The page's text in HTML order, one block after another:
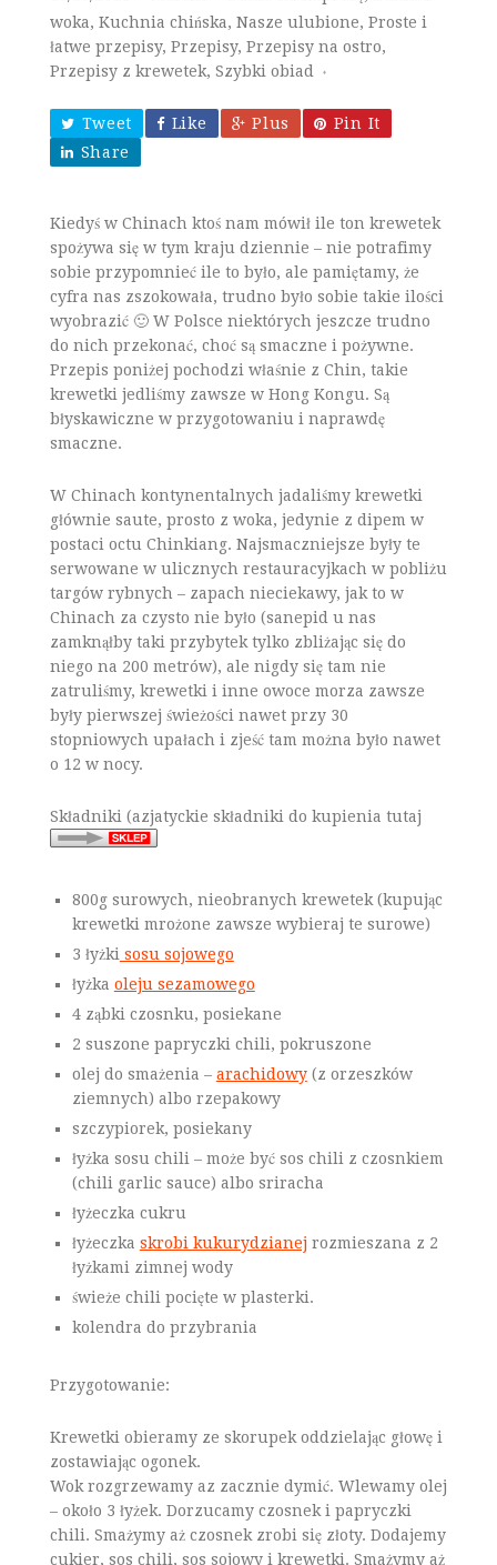
woka, Kuchnia chińska, Nasze ulubione, Proste i
łatwe przepisy, Przepisy, Przepisy na ostro,
Przepisy z krewetek, Szybki obiad ♦
Tweet Like Plus
Pin It
Share
Kiedyś w Chinach ktoś nam mówił ile ton krewetek
spożywa się w tym kraju dziennie – nie potrafimy
sobie przypomnieć ile to było, ale pamiętamy, że
cyfra nas zszokowała, trudno było sobie takie ilości
wyobrazić 🙂 W Polsce niektórych jeszcze trudno
do nich przekonać, choć są smaczne i pożywne.
Przepis poniżej pochodzi właśnie z Chin, takie
krewetki jedliśmy zawsze w Hong Kongu. Są
błyskawiczne w przygotowaniu i naprawdę
smaczne.
W Chinach kontynentalnych jadaliśmy krewetki
głównie saute, prosto z woka, jedynie z dipem w
postaci octu Chinkiang. Najsmaczniejsze były te
serwowane w ulicznych restauracyjkach w pobliżu
targów rybnych – zapach nieciekawy, jak to w
Chinach za czysto nie było (sanepid u nas
zamknąłby taki przybytek tylko zbliżając się do
niego na 200 metrów), ale nigdy się tam nie
zatruliśmy, krewetki i inne owoce morza zawsze
były pierwszej świeżości nawet przy 30
stopniowych upałach i zjeść tam można było nawet
o 12 w nocy.
Składniki (azjatyckie składniki do kupienia tutaj
800g surowych, nieobranych krewetek (kupując
krewetki mrożone zawsze wybieraj te surowe)
3 łyżki sosu sojowego
łyżka oleju sezamowego
4 ząbki czosnku, posiekane
2 suszone papryczki chili, pokruszone
olej do smażenia – arachidowy(z orzeszków
ziemnych) albo rzepakowy
szczypiorek, posiekany
łyżka sosu chili – może być sos chili z czosnkiem
(chili garlic sauce) albo sriracha
łyżeczka cukru
łyżeczka skrobi kukurydzianejrozmieszana z 2
łyżkami zimnej wody
świeże chili pocięte w plasterki.
kolendra do przybrania
Przygotowanie:
Krewetki obieramy ze skorupek oddzielając głowę i
zostawiając ogonek.
Wok rozgrzewamy az zacznie dymić. Wlewamy olej
– około 3 łyżek. Dorzucamy czosnek i papryczki
chili. Smażymy aż czosnek zrobi się złoty. Dodajemy
cukier, sos chili, sos sojowy i krewetki. Smażymy aż